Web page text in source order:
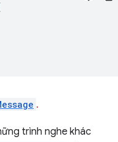
.
trình nghe khác